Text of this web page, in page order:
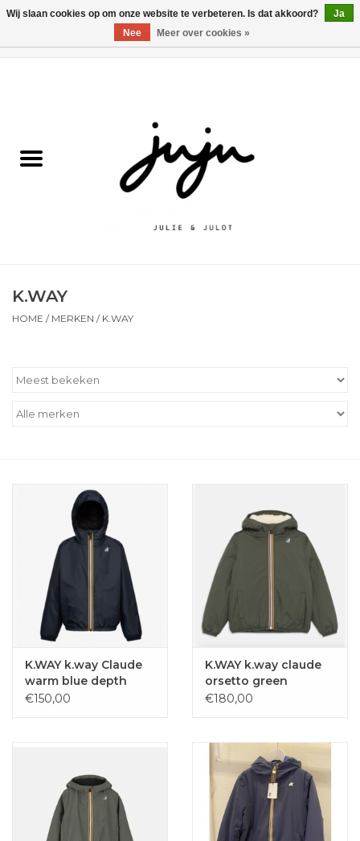
Kledij jongens
Schoenen
K.WAY
HOME / MERKEN / K.WAY
K.WAY k.way Claude
warm blue depth
€150,00
K.WAY k.way claude
orsetto green
blackish
€180,00
Wij slaan cookies op om onze website te verbeteren. Is dat akkoord?
Ja
Nee
Meer over cookies »